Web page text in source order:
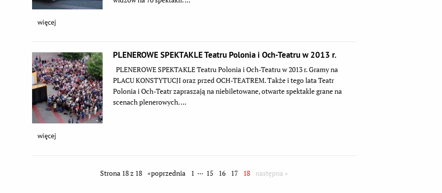
więcej
PLENEROWE SPEKTAKLE Teatru Polonia i Och-Teatru w 2013 r.
PLENEROWE SPEKTAKLE Teatru Polonia i Och-Teatru w 2013 r. Gramy na
PLACU KONSTYTUCJI oraz przed OCH-TEATREM. Także i tego lata Teatr
Polonia i Och-Teatr zapraszają na niebiletowane, otwarte spektakle grane na
scenach plenerowych. ...
więcej
Strona 18 z 18 «poprzednia 1 ... 15 16 17 18 następna »